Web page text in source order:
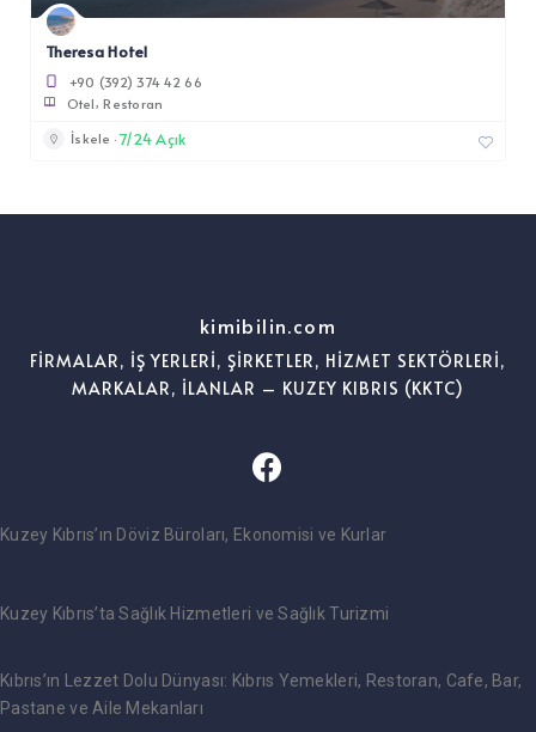
Theresa Hotel
+90 (392) 374 42 66
Otel Restoran
İskele 7/24 Açık
kimibilin.com
FİRMALAR, İŞ YERLERİ, ŞİRKETLER, HİZMET SEKTÖRLERİ,
MARKALAR, İLANLAR – KUZEY KIBRIS (KKTC)
Kuzey Kıbrıs’ın Döviz Büroları, Ekonomisi ve Kurlar
Kuzey Kıbrıs’ta Sağlık Hizmetleri ve Sağlık Turizmi
Kıbrıs’ın Lezzet Dolu Dünyası: Kıbrıs Yemekleri, Restoran, Cafe, Bar,
Pastane ve Aile Mekanları